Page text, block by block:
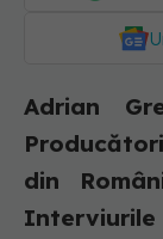
Adrian
din
Interviurile